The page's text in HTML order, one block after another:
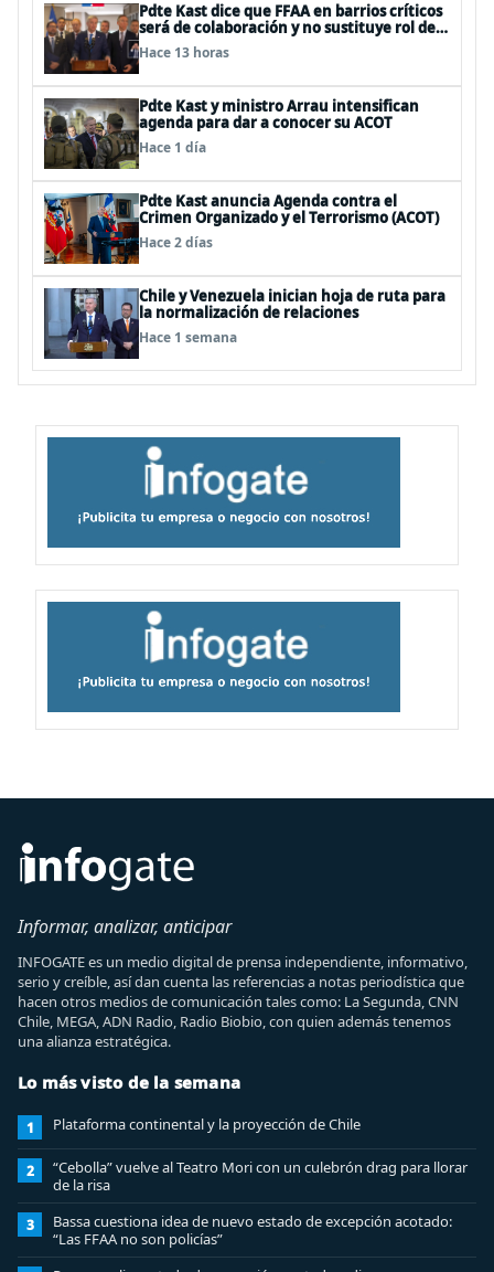
Pdte Kast dice que FFAA en barrios críticos
será de colaboración y no sustituye rol de
policías en control del orden público
Hace 13 horas
Pdte Kast y ministro Arrau intensifican
agenda para dar a conocer su ACOT
Hace 1 día
Pdte Kast anuncia Agenda contra el
Crimen Organizado y el Terrorismo (ACOT)
Hace 2 días
Chile y Venezuela inician hoja de ruta para
la normalización de relaciones
Hace 1 semana
Informar, analizar, anticipar
INFOGATE es un medio digital de prensa independiente, informativo,
serio y creíble, así dan cuenta las referencias a notas periodística que
hacen otros medios de comunicación tales como: La Segunda, CNN
Chile, MEGA, ADN Radio, Radio Biobio, con quien además tenemos
una alianza estratégica.
Lo más visto de la semana
1 Plataforma continental y la proyección de Chile
2
“Cebolla” vuelve al Teatro Mori con un culebrón drag para llorar
de la risa
3
Bassa cuestiona idea de nuevo estado de excepción acotado:
“Las FFAA no son policías”